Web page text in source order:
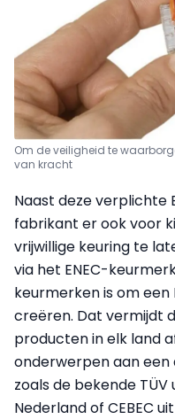
Om de veiligheid te
van kracht
Naast deze verplichte
fabrikant er ook voor
vrijwillige keuring te
via het ENEC-
keurmerken is om
creëren. Dat vermijdt
producten in elk land
onderwerpen aan een
zoals de bekende
Nederland of CEBEC